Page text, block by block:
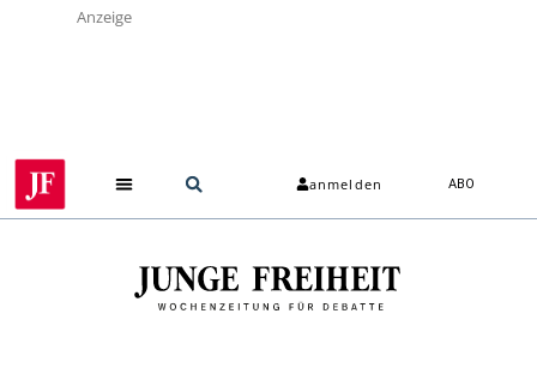
Anzeige
anmelden ABO